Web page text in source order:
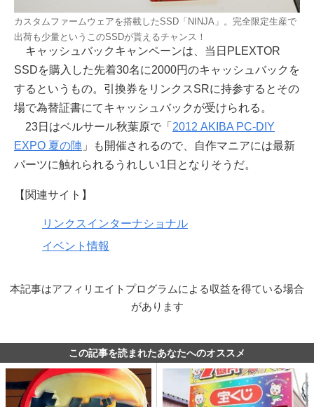
カスタムファームウェアを搭載したSSD「NINJA」。完全限定生産で
出荷も少量というこのSSDが貰えるチャンス！
キャッシュバックキャンペーンは、当日PLEXTOR
SSDを購入した先着30名に2000円のキャッシュバックを
するというもの。引換券をリンクスSRに持参するとその
場で為替証書にてキャッシュバックが受けられる。
23日はベルサール秋葉原で「 2012 AKIBA PC-DIY
EXPO 夏の陣 」も開催されるので、自作マニアには最新
パーツに触れられるうれしい1日となりそうだ。
【関連サイト】
リンクスインターナショナル
イベント情報
本記事はアフィリエイトプログラムによる収益を得ている場合
があります
この記事を読まれたあなたへのオススメ